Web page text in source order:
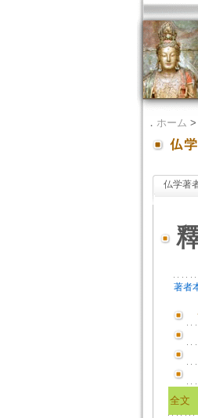
． ホーム >
仏学著
著者
全文